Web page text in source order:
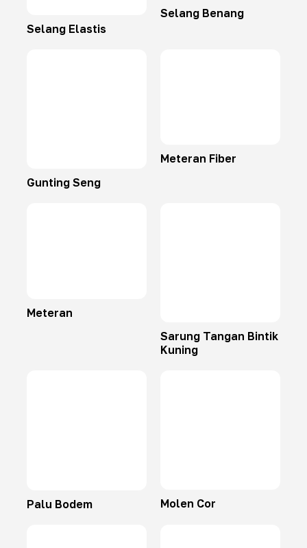
Selang Elastis
Selang Benang
Gunting Seng
Meteran Fiber
Meteran
Sarung Tangan Bintik
Kuning
Palu Bodem Molen Cor